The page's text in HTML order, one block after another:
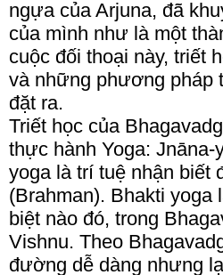
ngựa của Arjuna, đã
của mình như là một
cuộc đối thoại này, triết
và những phương pháp
đặt ra.
Triết học của
thực hành Yoga:
yoga là trí tuệ nhận biết
(Brahman). Bhakti yoga
biệt nào đó, trong
Vishnu. Theo
đường dễ dàng nhưng